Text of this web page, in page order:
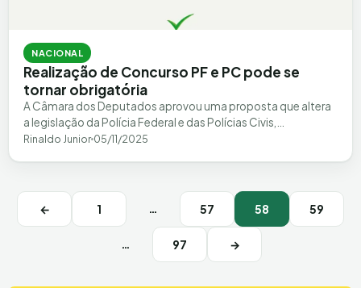
NACIONAL
Realização de Concurso PF e PC pode se
tornar obrigatória
A Câmara dos Deputados aprovou uma proposta que altera
a legislação da Polícia Federal e das Polícias Civis,
determinando a realização obrigatória…
Rinaldo Junior 05/11/2025
Navegação de posts
← 1 … 57 58 59
… 97 →